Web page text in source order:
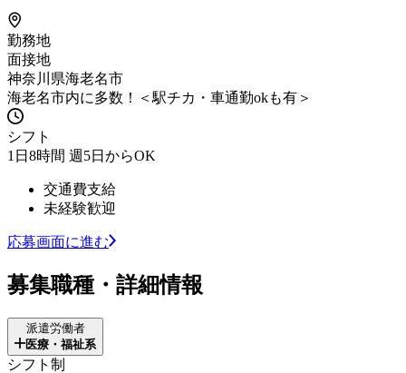
勤務地
面接地
神奈川県海老名市
海老名市内に多数！＜駅チカ・車通勤okも有＞
シフト
1日8時間 週5日からOK
交通費支給
未経験歓迎
応募画面に進む
募集職種・詳細情報
派遣労働者
医療・福祉系
シフト制